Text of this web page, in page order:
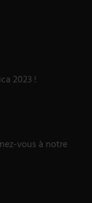
2023 !
vous à notre